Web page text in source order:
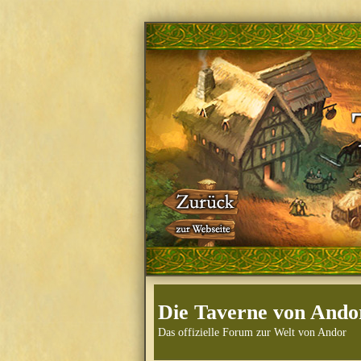
Die Taverne von
Das offizielle Forum zur Welt von Andor